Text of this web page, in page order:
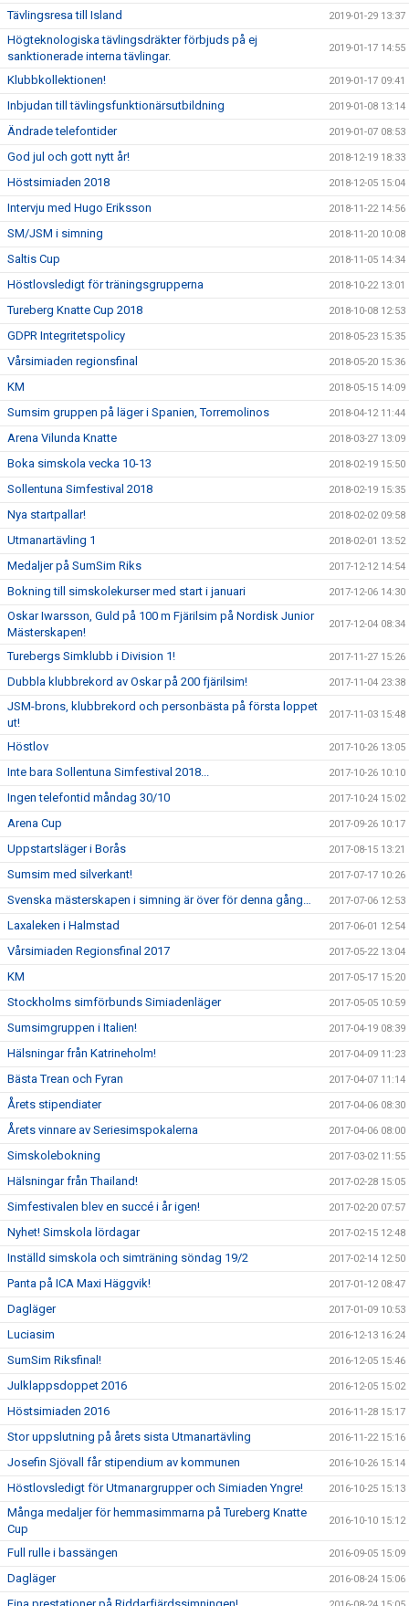
Tävlingsresa till Island 2019-01-29 13:37
Högteknologiska tävlingsdräkter förbjuds på ej
sanktionerade interna tävlingar.
2019-01-17 14:55
Klubbkollektionen! 2019-01-17 09:41
Inbjudan till tävlingsfunktionärsutbildning 2019-01-08 13:14
Ändrade telefontider 2019-01-07 08:53
God jul och gott nytt år! 2018-12-19 18:33
Höstsimiaden 2018 2018-12-05 15:04
Intervju med Hugo Eriksson 2018-11-22 14:56
SM/JSM i simning 2018-11-20 10:08
Saltis Cup 2018-11-05 14:34
Höstlovsledigt för träningsgrupperna 2018-10-22 13:01
Tureberg Knatte Cup 2018 2018-10-08 12:53
GDPR Integritetspolicy 2018-05-23 15:35
Vårsimiaden regionsfinal 2018-05-20 15:36
KM 2018-05-15 14:09
Sumsim gruppen på läger i Spanien, Torremolinos 2018-04-12 11:44
Arena Vilunda Knatte 2018-03-27 13:09
Boka simskola vecka 10-13 2018-02-19 15:50
Sollentuna Simfestival 2018 2018-02-19 15:35
Nya startpallar! 2018-02-02 09:58
Utmanartävling 1 2018-02-01 13:52
Medaljer på SumSim Riks 2017-12-12 14:54
Bokning till simskolekurser med start i januari 2017-12-06 14:30
Oskar Iwarsson, Guld på 100 m Fjärilsim på Nordisk Junior
Mästerskapen!
2017-12-04 08:34
Turebergs Simklubb i Division 1! 2017-11-27 15:26
Dubbla klubbrekord av Oskar på 200 fjärilsim! 2017-11-04 23:38
JSM-brons, klubbrekord och personbästa på första loppet
ut!
2017-11-03 15:48
Höstlov 2017-10-26 13:05
Inte bara Sollentuna Simfestival 2018... 2017-10-26 10:10
Ingen telefontid måndag 30/10 2017-10-24 15:02
Arena Cup 2017-09-26 10:17
Uppstartsläger i Borås 2017-08-15 13:21
Sumsim med silverkant! 2017-07-17 10:26
Svenska mästerskapen i simning är över för denna gång… 2017-07-06 12:53
Laxaleken i Halmstad 2017-06-01 12:54
Vårsimiaden Regionsfinal 2017 2017-05-22 13:04
KM 2017-05-17 15:20
Stockholms simförbunds Simiadenläger 2017-05-05 10:59
Sumsimgruppen i Italien! 2017-04-19 08:39
Hälsningar från Katrineholm! 2017-04-09 11:23
Bästa Trean och Fyran 2017-04-07 11:14
Årets stipendiater 2017-04-06 08:30
Årets vinnare av Seriesimspokalerna 2017-04-06 08:00
Simskolebokning 2017-03-02 11:55
Hälsningar från Thailand! 2017-02-28 15:05
Simfestivalen blev en succé i år igen! 2017-02-20 07:57
Nyhet! Simskola lördagar 2017-02-15 12:48
Inställd simskola och simträning söndag 19/2 2017-02-14 12:50
Panta på ICA Maxi Häggvik! 2017-01-12 08:47
Dagläger 2017-01-09 10:53
Luciasim 2016-12-13 16:24
SumSim Riksfinal! 2016-12-05 15:46
Julklappsdoppet 2016 2016-12-05 15:02
Höstsimiaden 2016 2016-11-28 15:17
Stor uppslutning på årets sista Utmanartävling 2016-11-22 15:16
Josefin Sjövall får stipendium av kommunen 2016-10-26 15:14
Höstlovsledigt för Utmanargrupper och Simiaden Yngre! 2016-10-25 15:13
Många medaljer för hemmasimmarna på Tureberg Knatte
Cup
2016-10-10 15:12
Full rulle i bassängen 2016-09-05 15:09
Dagläger 2016-08-24 15:06